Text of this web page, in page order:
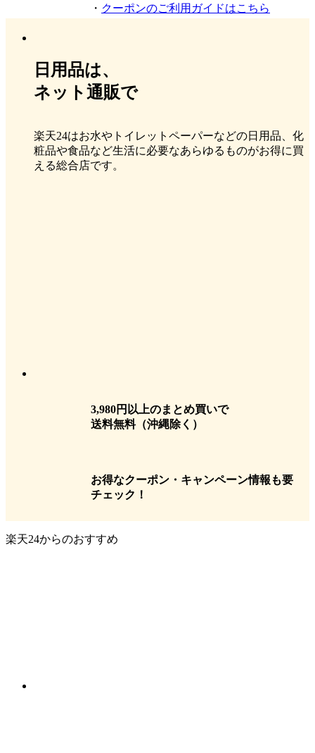
・ クーポンのご利用ガイドはこちら
日用品は、
ネット通販で
楽天24はお水やトイレットペーパーなどの日用品、化
粧品や食品など生活に必要なあらゆるものがお得に買
える総合店です。
3,980円以上のまとめ買いで
送料無料（沖縄除く）
お得なクーポン・キャンペーン情報も要
チェック！
楽天24からのおすすめ